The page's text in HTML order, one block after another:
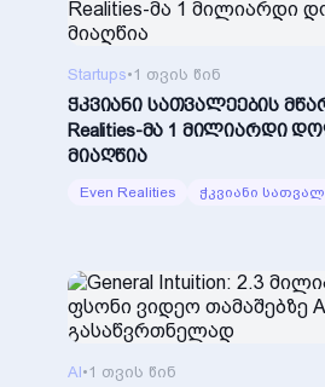
Startups•1 თვის წინ
ჭკვიანი სათვალეების
Realities-მა 1 მილიარდი
მიაღწია
Even Realities ჭკვიანი
AI•1 თვის წინ